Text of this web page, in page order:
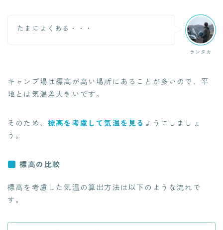
ランタカ
たまによくある・・・
キャンプ場は標高が高い場所にあることが多いので、平
地とは気温差大きいです。
そのため、 標高を考慮して気温を見る ようにしましょ
う。
標高の比較
標高を考慮した気温の算出方法は以下のような流れで
す。